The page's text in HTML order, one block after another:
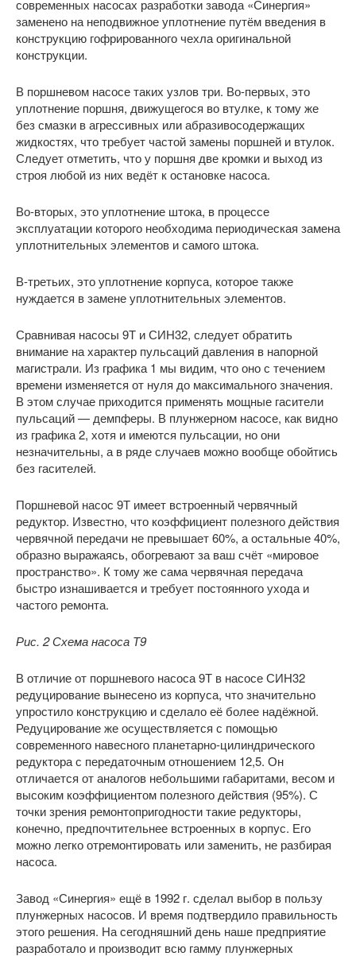
современных насосах разработки завода «Синергия»
заменено на неподвижное уплотнение путём введения в
конструкцию гофрированного чехла оригинальной
конструкции.
В поршневом насосе таких узлов три. Во-первых, это
уплотнение поршня, движущегося во втулке, к тому же
без смазки в агрессивных или абразивосодержащих
жидкостях, что требует частой замены поршней и втулок.
Следует отметить, что у поршня две кромки и выход из
строя любой из них ведёт к остановке насоса.
Во-вторых, это уплотнение штока, в процессе
эксплуатации которого необходима периодическая замена
уплотнительных элементов и самого штока.
В-третьих, это уплотнение корпуса, которое также
нуждается в замене уплотнительных элементов.
Сравнивая насосы 9Т и СИН32, следует обратить
внимание на характер пульсаций давления в напорной
магистрали. Из графика 1 мы видим, что оно с течением
времени изменяется от нуля до максимального значения.
В этом случае приходится применять мощные гасители
пульсаций — демпферы. В плунжерном насосе, как видно
из графика 2, хотя и имеются пульсации, но они
незначительны, а в ряде случаев можно вообще обойтись
без гасителей.
Поршневой насос 9Т имеет встроенный червячный
редуктор. Известно, что коэффициент полезного действия
червячной передачи не превышает 60%, а остальные 40%,
образно выражаясь, обогревают за ваш счёт «мировое
пространство». К тому же сама червячная передача
быстро изнашивается и требует постоянного ухода и
частого ремонта.
Рис. 2 Схема насоса Т9
В отличие от поршневого насоса 9Т в насосе СИН32
редуцирование вынесено из корпуса, что значительно
упростило конструкцию и сделало её более надёжной.
Редуцирование же осуществляется с помощью
современного навесного планетарно-цилиндрического
редуктора с передаточным отношением 12,5. Он
отличается от аналогов небольшими габаритами, весом и
высоким коэффициентом полезного действия (95%). С
точки зрения ремонтопригодности такие редукторы,
конечно, предпочтительнее встроенных в корпус. Его
можно легко отремонтировать или заменить, не разбирая
насоса.
Завод «Синергия» ещё в 1992 г. сделал выбор в пользу
плунжерных насосов. И время подтвердило правильность
этого решения. На сегодняшний день наше предприятие
разработало и производит всю гамму плунжерных